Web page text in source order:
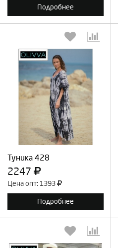
Подробнее
Туника 428
2247
Цена опт: 1393
Подробнее
Выберите количество:
Продолжить Отмена